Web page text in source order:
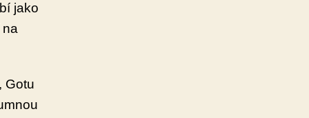
jako
Gotu